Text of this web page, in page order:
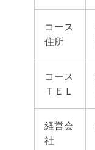
コース
住所
コース
ＴＥＬ
経営会
社